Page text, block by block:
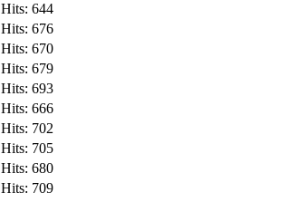
Hits: 644
Hits: 676
Hits: 670
Hits: 679
Hits: 693
Hits: 666
Hits: 702
Hits: 705
Hits: 680
Hits: 709